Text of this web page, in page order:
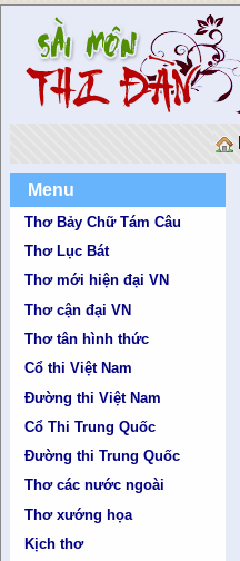
Menu
Thơ Bảy Chữ Tám Câu
Thơ Lục Bát
Thơ mới hiện đại VN
Thơ cận đại VN
Thơ tân hình thức
Cổ thi Việt Nam
Đường thi Việt Nam
Cổ Thi Trung Quốc
Đường thi Trung Quốc
Thơ các nước ngoài
Thơ xướng họa
Kịch thơ